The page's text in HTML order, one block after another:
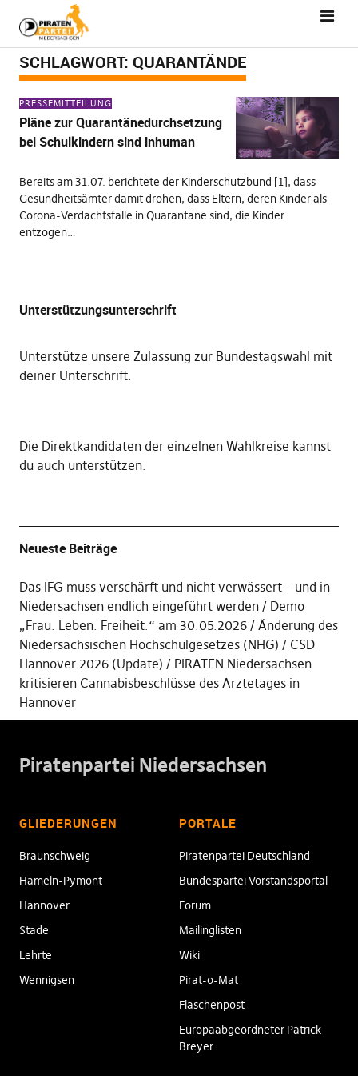
SCHLAGWORT: QUARANTÄNDE
PRESSEMITTEILUNG
Pläne zur Quarantänedurchsetzung
bei Schulkindern sind inhuman
Bereits am 31.07. berichtete der Kinderschutzbund [1], dass
Gesundheitsämter damit drohen, dass Eltern, deren Kinder als
Corona-Verdachtsfälle in Quarantäne sind, die Kinder
entzogen…
Unterstützungsunterschrift
Unterstütze unsere Zulassung zur Bundestagswahl mit
deiner Unterschrift.
Die Direktkandidaten der einzelnen Wahlkreise kannst
du auch unterstützen.
Neueste Beiträge
Das IFG muss verschärft und nicht verwässert – und in
Niedersachsen endlich eingeführt werden
Demo
„Frau. Leben. Freiheit.“ am 30.05.2026
Änderung des
Niedersächsischen Hochschulgesetzes (NHG)
CSD
Hannover 2026 (Update)
PIRATEN Niedersachsen
kritisieren Cannabisbeschlüsse des Ärztetages in
Hannover
Piratenpartei Niedersachsen
GLIEDERUNGEN
Braunschweig
Hameln-Pymont
Hannover
Stade
Lehrte
Wennigsen
PORTALE
Piratenpartei Deutschland
Bundespartei Vorstandsportal
Forum
Mailinglisten
Wiki
Pirat-o-Mat
Flaschenpost
Europaabgeordneter Patrick
Breyer